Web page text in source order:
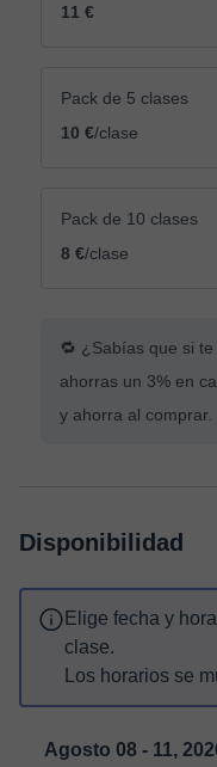
11 €
Pack de 5 clases
10 €/clase
Pack de 10 clases
8 €/clase
🔁 ¿Sabías que si
ahorras un 3% en
y ahorra al comprar.
Disponibilidad
Elige fecha y
clase.
Los horarios se
Agosto 08 - 11,